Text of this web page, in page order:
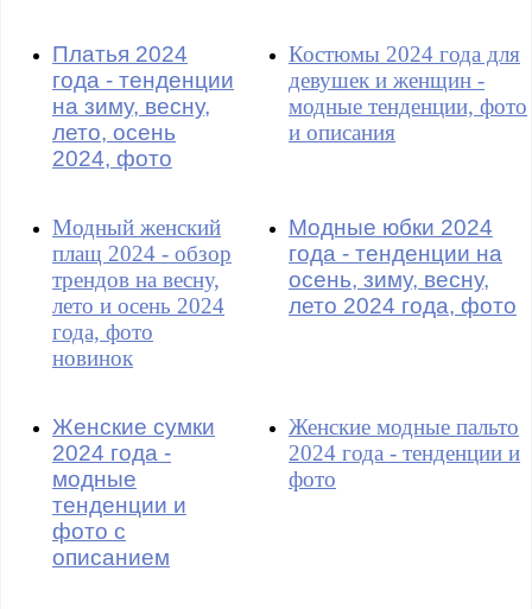
Платья 2024
года - тенденции
на зиму, весну,
лето, осень
2024, фото
Костюмы 2024 года для
девушек и женщин -
модные тенденции, фото
и описания
Модный женский
плащ 2024 - обзор
трендов на весну,
лето и осень 2024
года, фото
новинок
Модные юбки 2024
года - тенденции на
осень, зиму, весну,
лето 2024 года, фото
Женские сумки
2024 года -
модные
тенденции и
фото с
описанием
Женские модные пальто
2024 года - тенденции и
фото